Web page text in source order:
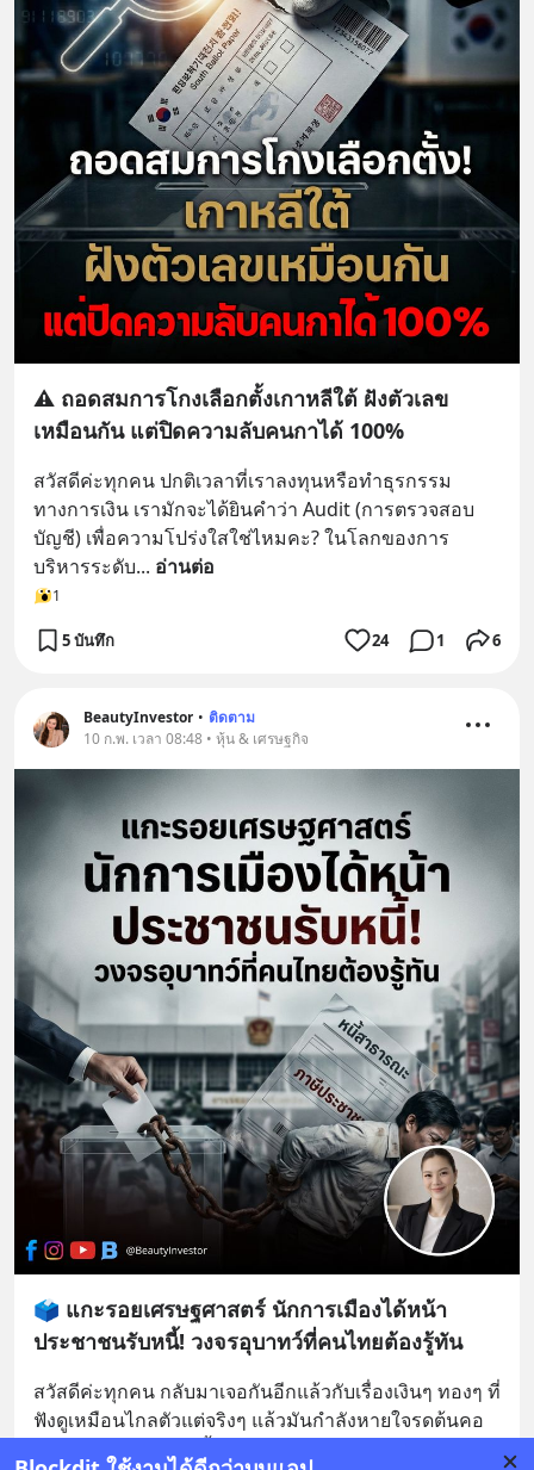
⚠️ ถอดสมการโกงเลือกตั้งเกาหลีใต้ ฝังตัวเลข
เหมือนกัน แต่ปิดความลับคนกาได้ 100%
สวัสดีค่ะทุกคน ปกติเวลาที่เราลงทุนหรือทำธุรกรรม
ทางการเงิน เรามักจะได้ยินคำว่า Audit (การตรวจสอบ
บัญชี) เพื่อความโปร่งใสใช่ไหมคะ? ในโลกของการ
บริหารระดับ... อ่านต่อ
1
5 บันทึก 24 1 6
BeautyInvestor • ติดตาม
10 ก.พ. เวลา 08:48 • หุ้น & เศรษฐกิจ
🗳️ แกะรอยเศรษฐศาสตร์ นักการเมืองได้หน้า
ประชาชนรับหนี้! วงจรอุบาทว์ที่คนไทยต้องรู้ทัน
สวัสดีค่ะทุกคน กลับมาเจอกันอีกแล้วกับเรื่องเงินๆ ทองๆ ที่
ฟังดูเหมือนไกลตัวแต่จริงๆ แล้วมันกำลังหายใจรดต้นคอ
พวกเราทุกคนอยู่ วันนี้ขออนุญาตเปิดโหมดดึงสต